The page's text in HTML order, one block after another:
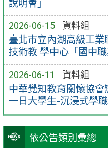
說明會」
2026-06-15 資料組
臺北市立內湖高級工
技術教 學中心「國中
2026-06-11 資料組
中華覺知教育關懷協
一日大學生-沉浸式學
依公告類別彙總